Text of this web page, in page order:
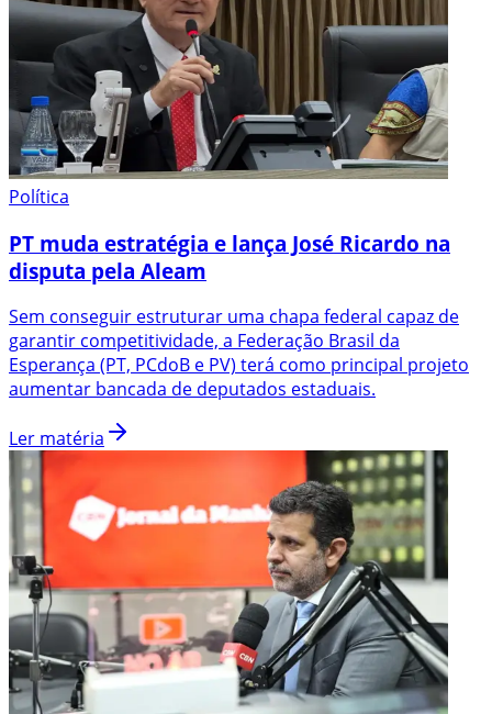
Política
PT muda estratégia e lança José Ricardo na
disputa pela Aleam
Sem conseguir estruturar uma chapa federal capaz de
garantir competitividade, a Federação Brasil da
Esperança (PT, PCdoB e PV) terá como principal projeto
aumentar bancada de deputados estaduais.
Ler matéria